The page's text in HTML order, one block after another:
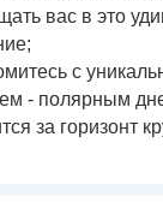
вас в это
с
- полярным
за горизонт